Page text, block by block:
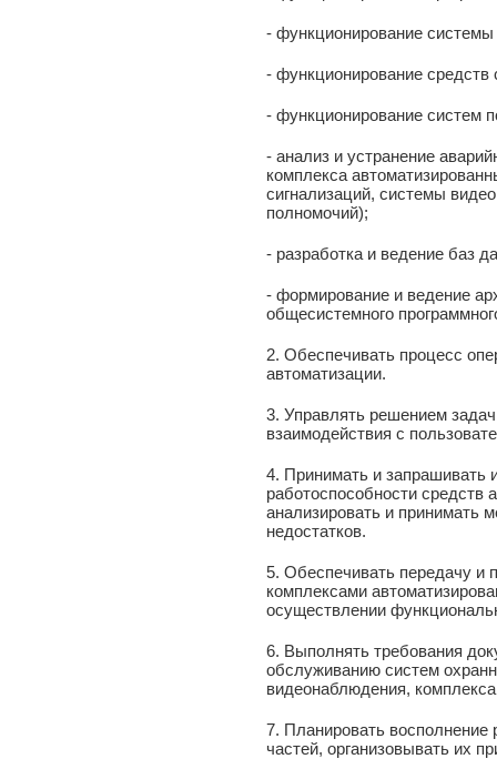
- функционирование
- функционирование средств
- функционирование систем
- анализ и устранение
комплекса
сигнализаций, системы
полномочий);
- разработка и ведение баз
- формирование и ведение
общесистемного
2. Обеспечивать процесс
автоматизации.
3. Управлять решением
взаимодействия с
4. Принимать и запрашивать
работоспособности средств
анализировать и принимать
недостатков.
5. Обеспечивать передачу
комплексами
осуществлении
6. Выполнять требования
обслуживанию систем
видеонаблюдения,
7. Планировать
частей, организовывать их